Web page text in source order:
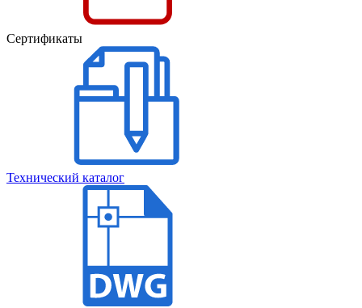
Сертификаты
Технический каталог